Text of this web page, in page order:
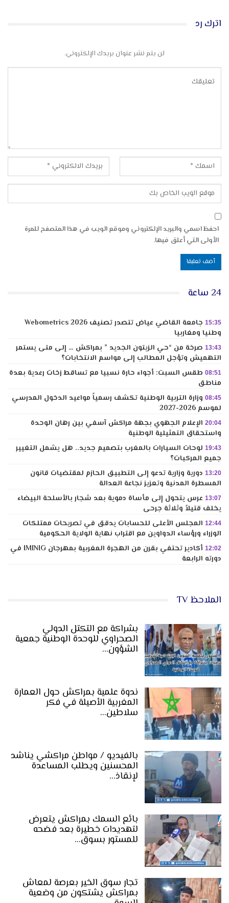
اترك رد
لن يتم نشر عنوان بريدك الإلكتروني.
احفظ اسمي والبريد الإلكتروني وموقع الويب في هذا المتصفح للمرة
الأولى التي أعلق فيها.
24 ساعة
15:35
جامعة القاضي عياض تتصدر تصنيف Webometrics 2026
وطنيا ومغاربيا
13:43 صرخة من “حي الزيتون الجديد ” بمراكش … إلى متى يستمر
التهميش وتؤجل المطالب إلى مواسم الانتخابات؟
08:51 طقس السبت: أجواء حارة نسبيا مع تساقط زخات رعدية بعدة
مناطق
08:45 وزارة التربية الوطنية تكشف رسمياً مواعيد الدخول المدرسي
لموسم 2026-2027
20:04 الإعلام الجهوي بجهة مراكش آسفي بين رهان الوحدة
واستحقاق التمثيلية الوطنية
19:43 لوحات السيارات بالمغرب بتصميم جديد.. هل يشمل التغيير
جميع المركبات؟
13:20 دورية وزارية تدعو إلى التطبيق الحازم لمقتضيات قانون
المسطرة المدنية وتعزيز نجاعة العدالة
13:07 عرس يتحول إلى مأساة دموية بعد شجار بالأسلحة البيضاء
يخلف قتيلاً وثلاثة جرحى
12:44 المجلس الأعلى للحسابات يدقق في تصريحات ممتلكات
الوزراء ورؤساء الدواوين مع اقتراب نهاية الولاية الحكومية
12:02
أكادير تحتفي بقرن من الهجرة المغربية بمهرجان IMINIG في
دورته الرابعة
الملاحظ TV
بشراكة مع التكتل الدولي
الصحراوي للوحدة الوطنية جمعية
الشؤون…
ندوة علمية بمراكش حول العمارة
المغربية الأصيلة في فكر
سلاطين…
بالفيديو / مواطن مراكشي يناشد
المحسنين ويطلب المساعدة
لإنقاذ…
بائع السمك بمراكش يتعرض
لتهديدات خطيرة بعد فضحه
للمستور بسوق…
تجار سوق الخير بعرصة لمعاش
بمراكش يشتكون من وضعية